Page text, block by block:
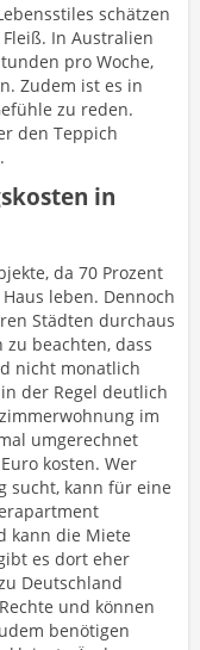
schätzen
In Australien
pro Woche,
Zudem ist es in
zu reden.
den Teppich
in
da 70 Prozent
leben. Dennoch
Städten durchaus
beachten, dass
nicht monatlich
der Regel deutlich
im
umgerechnet
kosten. Wer
sucht, kann für eine
kann die Miete
es dort eher
Deutschland
und können
benötigen